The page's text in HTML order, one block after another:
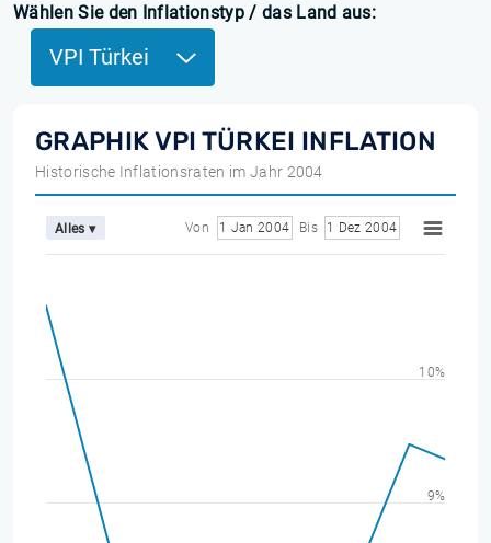
Wählen Sie den Inflationstyp / das Land aus:
VPI Türkei
GRAPHIK VPI TÜRKEI INFLATION
Historische Inflationsraten im Jahr 2004
Alles ▾ Von 1 Jan 2004 Bis 1 Dez 2004
9%
10%